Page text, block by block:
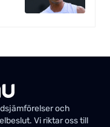
och
Vi riktar oss till